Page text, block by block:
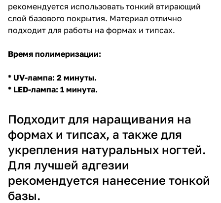
рекомендуется использовать тонкий втирающий
слой базового покрытия. Материал отлично
подходит для работы на формах и типсах.
Время полимеризации:
* UV-лампа: 2 минуты.
* LED-лампа: 1 минута.
Подходит для наращивания на
формах и типсах, а также для
укрепления натуральных ногтей.
Для лучшей адгезии
рекомендуется нанесение тонкой
базы.